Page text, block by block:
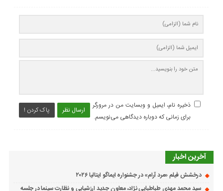
ارسال نظر پاک کردن !
ذخیره نام، ایمیل و وبسایت من در مرورگر
برای زمانی که دوباره دیدگاهی می‌نویسم.
آخرین اخبار
درخشش فیلم «مرد آرام» در جشنواره ایماگو ایتالیا ۲۰۲۶
سید محمد مهدی طباطبایی نژاد، معاون جدید ارزشیابی و نظارت سینما در جلسه